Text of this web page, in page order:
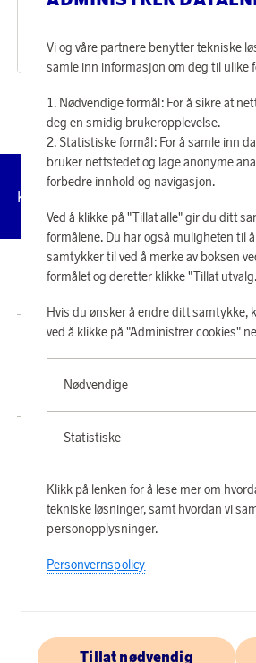
17 470 poeng
542 kr
13 060
eller
Vi og våre partnere benytter tekniske
samle inn informasjon om deg til ulike
Nødvendige formål: For å sikre at
deg en smidig brukeropplevelse.
Statistiske formål: For å samle inn
bruker nettstedet og lage anonyme
forbedre innhold og navigasjon.
Ved å klikke på "Tillat alle" gir du ditt
formålene. Du har også muligheten til
samtykker til ved å merke av boksen
formålet og deretter klikke "Tillat
Hvis du ønsker å endre ditt samtykke,
ved å klikke på "Administrer cookies"
Nødvendige
Statistiske
Klikk på lenken for å lese mer om
tekniske løsninger, samt hvordan vi
personopplysninger.
Personvernspolicy
Tillat nødvendig
Kundeservice
© 2026 Scandinavian Airlines System-
Butikk SAS EuroBonus drives av Crossroads
331 Skøyen NO-0213